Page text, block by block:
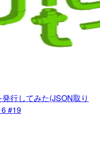
行してみた(JSON取り
#19